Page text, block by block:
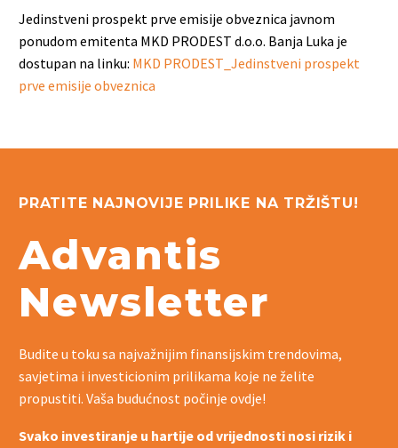
Jedinstveni prospekt prve emisije obveznica javnom
ponudom emitenta MKD PRODEST d.o.o. Banja Luka je
dostupan na linku: MKD PRODEST_Jedinstveni prospekt
prve emisije obveznica
PRATITE NAJNOVIJE PRILIKE NA TRŽIŠTU!
Advantis
Newsletter
Budite u toku sa najvažnijim finansijskim trendovima,
savjetima i investicionim prilikama koje ne želite
propustiti. Vaša budućnost počinje ovdje!
Svako investiranje u hartije od vrijednosti nosi rizik i